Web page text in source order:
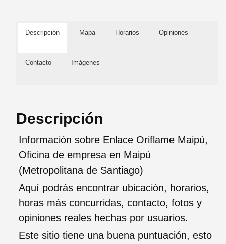
Descripción Mapa Horarios Opiniones
Contacto Imágenes
Descripción
Información sobre Enlace Oriflame Maipú,
Oficina de empresa en Maipú
(Metropolitana de Santiago)
Aquí podrás encontrar ubicación, horarios,
horas más concurridas, contacto, fotos y
opiniones reales hechas por usuarios.
Este sitio tiene una buena puntuación, esto